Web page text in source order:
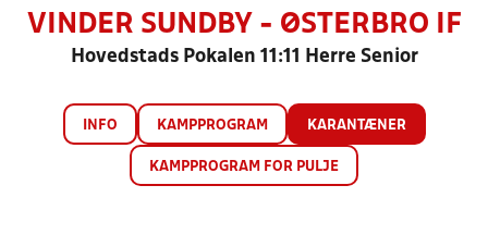
VINDER SUNDBY - ØSTERBRO IF
Hovedstads Pokalen 11:11 Herre Senior
INFO KAMPPROGRAM KARANTÆNER
KAMPPROGRAM FOR PULJE